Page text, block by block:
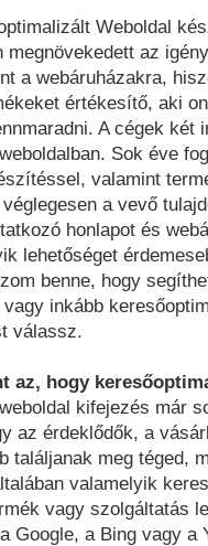
Weboldal
megnövekedett az
a webáruházakra,
értékesítő, aki
A cégek két
Sok éve
valamint
a vevő
honlapot és
lehetőséget
benne, hogy
inkább
válassz.
az, hogy
kifejezés már
az érdeklődők, a
találjanak meg téged,
valamelyik
vagy szolgáltatás
Google, a Bing vagy a